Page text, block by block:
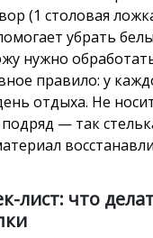
(1 столовая
убрать
нужно
правило: у
отдыха. Не
— так
лист: что